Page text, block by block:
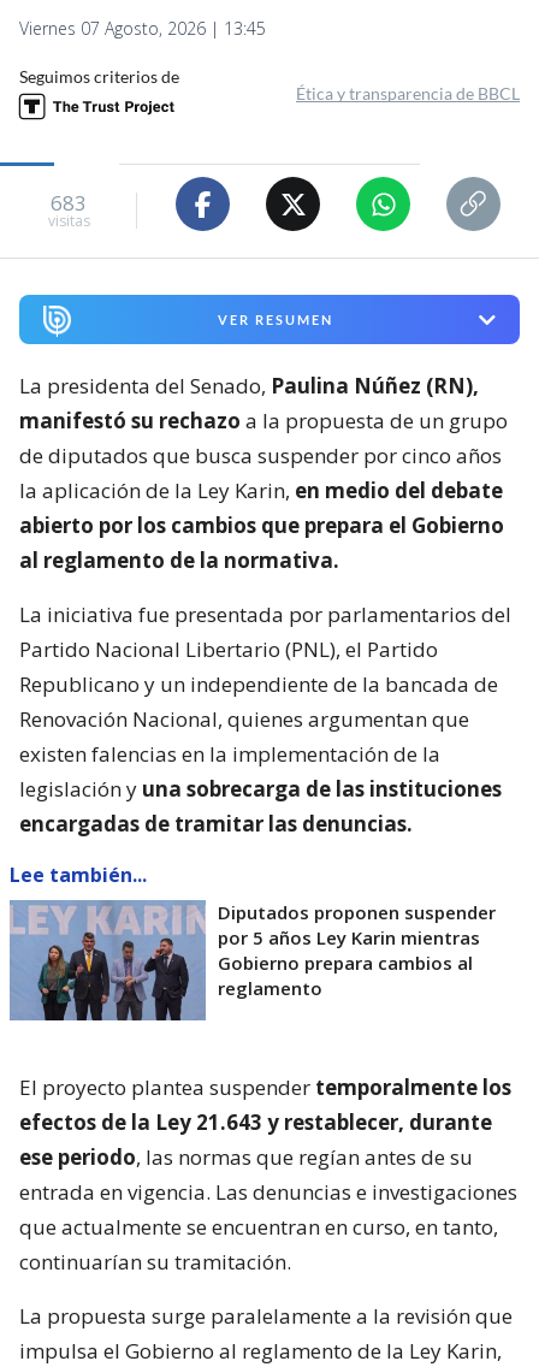
Viernes 07 Agosto, 2026 | 13:45
Seguimos criterios de
Ética y transparencia de BBCL
683
visitas
VER RESUMEN
La presidenta del Senado, Paulina Núñez (RN),
manifestó su rechazo a la propuesta de un grupo
de diputados que busca suspender por cinco años
la aplicación de la Ley Karin, en medio del debate
abierto por los cambios que prepara el Gobierno
al reglamento de la normativa.
La iniciativa fue presentada por parlamentarios del
Partido Nacional Libertario (PNL), el Partido
Republicano y un independiente de la bancada de
Renovación Nacional, quienes argumentan que
existen falencias en la implementación de la
legislación y una sobrecarga de las instituciones
encargadas de tramitar las denuncias.
Lee también...
Diputados proponen suspender
por 5 años Ley Karin mientras
Gobierno prepara cambios al
reglamento
El proyecto plantea suspender temporalmente los
efectos de la Ley 21.643 y restablecer, durante
ese periodo, las normas que regían antes de su
entrada en vigencia. Las denuncias e investigaciones
que actualmente se encuentran en curso, en tanto,
continuarían su tramitación.
La propuesta surge paralelamente a la revisión que
impulsa el Gobierno al reglamento de la Ley Karin,